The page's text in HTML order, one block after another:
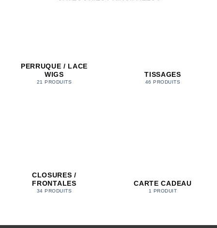
PERRUQUE / LACE
WIGS
21 PRODUITS
TISSAGES
46 PRODUITS
CLOSURES /
FRONTALES
34 PRODUITS
CARTE CADEAU
1 PRODUIT